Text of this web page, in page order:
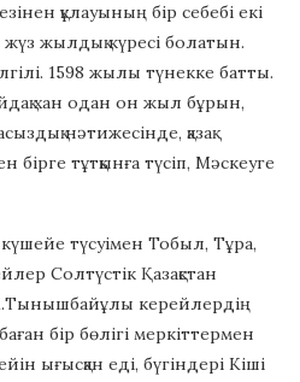
құлауының бір себебі екі
жылдық күресі болатын.
1598 жылы түнекке батты.
хан одан он жыл бұрын,
нәтижесінде, қазақ
тұтқынға түсіп, Мәскеуге
түсуімен Тобыл, Тұра,
Солтүстік Қазақстан
керейлердің
бір бөлігі меркіттермен
ығысқан еді, бүгіндері Кіші